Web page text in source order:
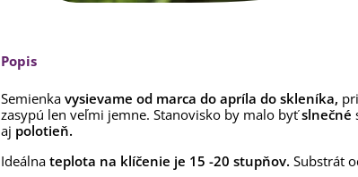
darčekový box na vajíčka -...
8,68 €
plochu - výsevný disk...
Popis
Semienka vysievame od marca do apríla do skleníka,
zasypú len veľmi jemne. Stanovisko by malo byť slnečné
aj polotieň.
Ideálna teplota na klíčenie je 15 -20 stupňov. Substrát